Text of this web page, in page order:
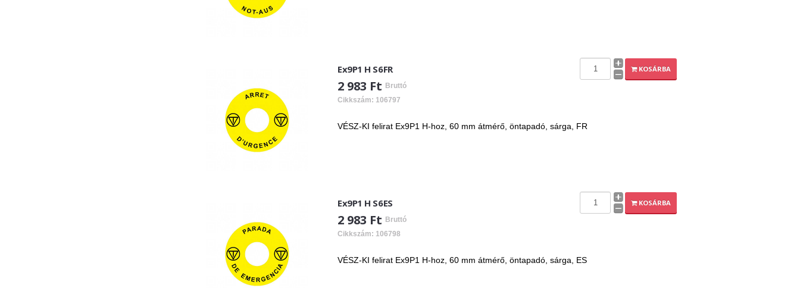
Ex9P1 H S6FR
2 983 Ft Bruttó
Cikkszám: 106797
KOSÁRBA
VÉSZ-KI felirat Ex9P1 H-hoz, 60 mm átmérő, öntapadó, sárga, FR
Ex9P1 H S6ES
2 983 Ft Bruttó
Cikkszám: 106798
KOSÁRBA
VÉSZ-KI felirat Ex9P1 H-hoz, 60 mm átmérő, öntapadó, sárga, ES